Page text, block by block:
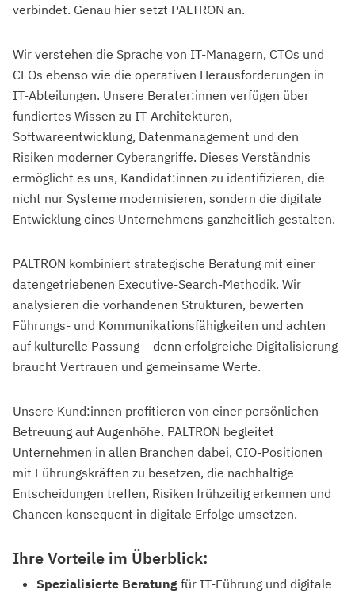
verbindet. Genau hier setzt PALTRON an.
Wir verstehen die Sprache von IT-Managern, CTOs und
CEOs ebenso wie die operativen Herausforderungen in
IT-Abteilungen. Unsere Berater:innen verfügen über
fundiertes Wissen zu IT-Architekturen,
Softwareentwicklung, Datenmanagement und den
Risiken moderner Cyberangriffe. Dieses Verständnis
ermöglicht es uns, Kandidat:innen zu identifizieren, die
nicht nur Systeme modernisieren, sondern die digitale
Entwicklung eines Unternehmens ganzheitlich gestalten.
PALTRON kombiniert strategische Beratung mit einer
datengetriebenen Executive-Search-Methodik. Wir
analysieren die vorhandenen Strukturen, bewerten
Führungs- und Kommunikationsfähigkeiten und achten
auf kulturelle Passung – denn erfolgreiche Digitalisierung
braucht Vertrauen und gemeinsame Werte.
Unsere Kund:innen profitieren von einer persönlichen
Betreuung auf Augenhöhe. PALTRON begleitet
Unternehmen in allen Branchen dabei, CIO-Positionen
mit Führungskräften zu besetzen, die nachhaltige
Entscheidungen treffen, Risiken frühzeitig erkennen und
Chancen konsequent in digitale Erfolge umsetzen.
Ihre Vorteile im Überblick:
Spezialisierte Beratung für IT-Führung und digitale